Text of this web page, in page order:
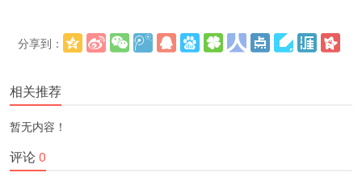
分享到：
相关推荐
暂无内容！
评论0